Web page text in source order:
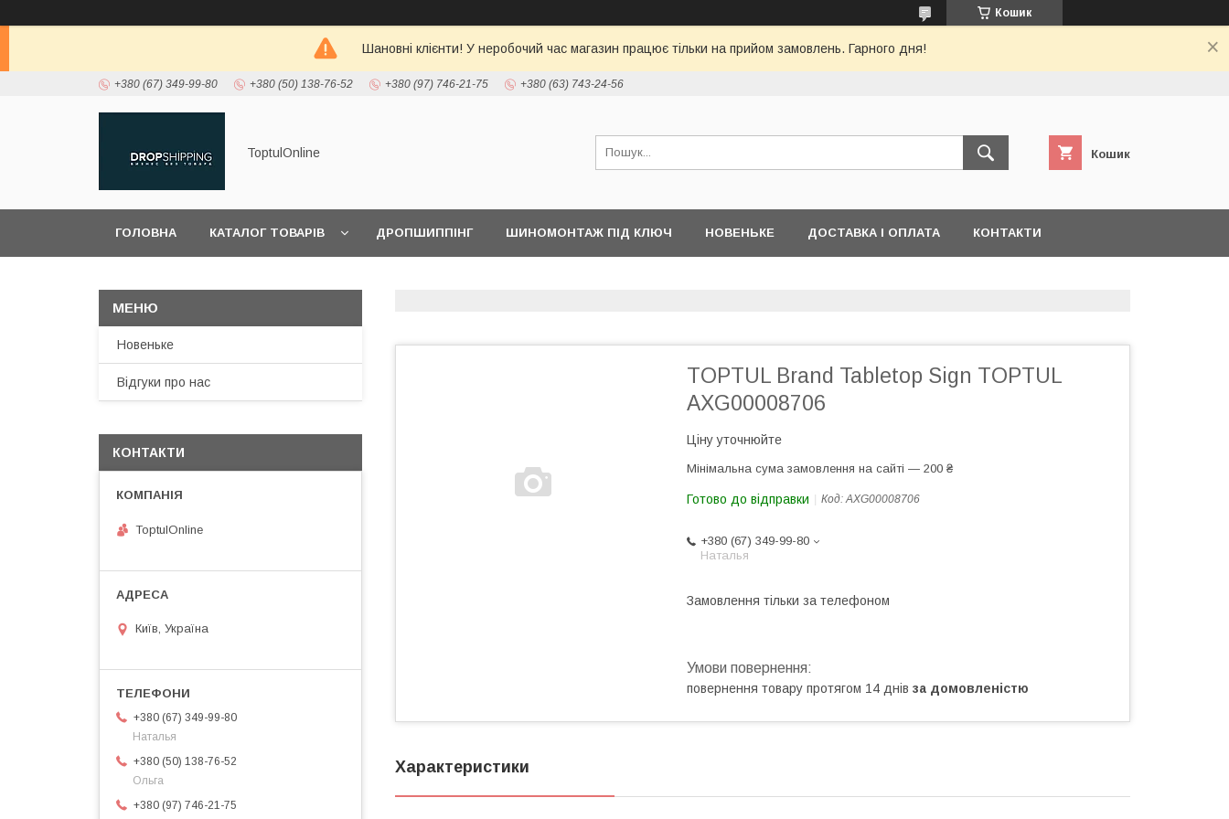
Кошик
Шановні клієнти! У неробочий час магазин працює тільки на прийом замовлень. Гарного дня!
+380 (67) 349-99-80 +380 (50) 138-76-52 +380 (97) 746-21-75 +380 (63) 743-24-56
ToptulOnline Кошик
ГОЛОВНА КАТАЛОГ ТОВАРІВ ДРОПШИППІНГ ШИНОМОНТАЖ ПІД КЛЮЧ НОВЕНЬКЕ ДОСТАВКА І ОПЛАТА КОНТАКТИ
TOPTUL Brand Tabletop Sign TOPTUL
AXG00008706
Ціну уточнюйте
Мінімальна сума замовлення на сайті — 200 ₴
Готово до відправки Код:AXG00008706
+380 (67) 349-99-80
Наталья
Замовлення тільки за телефоном
повернення товару протягом 14 днів за домовленістю
Характеристики
Новеньке
Відгуки про нас
КОНТАКТИ
ToptulOnline
Київ, Україна
+380 (67) 349-99-80
Наталья
+380 (50) 138-76-52
Ольга
+380 (97) 746-21-75